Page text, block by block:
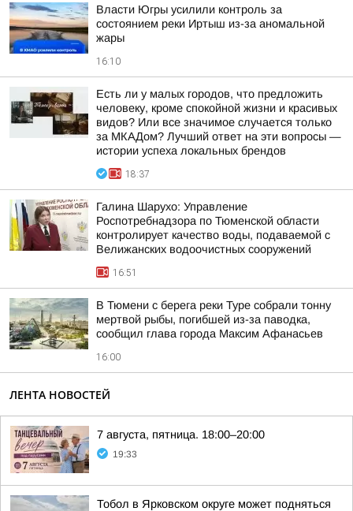
Власти Югры усилили контроль за
состоянием реки Иртыш из-за аномальной
жары
16:10
Есть ли у малых городов, что предложить
человеку, кроме спокойной жизни и красивых
видов? Или все значимое случается только
за МКАДом? Лучший ответ на эти вопросы —
истории успеха локальных брендов
18:37
Галина Шарухо: Управление
Роспотребнадзора по Тюменской области
контролирует качество воды, подаваемой с
Велижанских водоочистных сооружений
16:51
В Тюмени с берега реки Туре собрали тонну
мертвой рыбы, погибшей из-за паводка,
сообщил глава города Максим Афанасьев
16:00
ЛЕНТА НОВОСТЕЙ
7 августа, пятница. 18:00–20:00
19:33
Тобол в Ярковском округе может подняться